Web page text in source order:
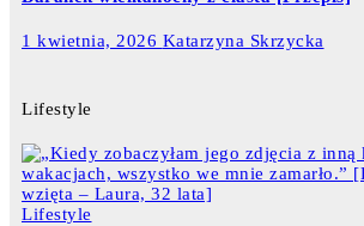
1 kwietnia, 2026 Katarzyna Skrzycka
Lifestyle
Lifestyle